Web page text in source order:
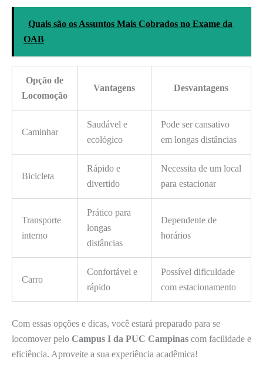
Quais são os Assuntos Mais Cobrados no Exame da
OAB
Opção de
Locomoção
Vantagens Desvantagens
Caminhar
Saudável e
ecológico
Pode ser cansativo
em longas distâncias
Bicicleta
Rápido e
divertido
Necessita de um local
para estacionar
Transporte
interno
Prático para
longas
distâncias
Dependente de
horários
Carro
Confortável e
rápido
Possível dificuldade
com estacionamento
Com essas opções e dicas, você estará preparado para se
locomover pelo Campus I da PUC Campinas com facilidade e
eficiência. Aproveite a sua experiência acadêmica!